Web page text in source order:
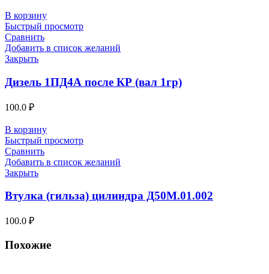
В корзину
Быстрый просмотр
Сравнить
Добавить в список желаний
Закрыть
Дизель 1ПД4А после КР (вал 1гр)
100.0 ₽
В корзину
Быстрый просмотр
Сравнить
Добавить в список желаний
Закрыть
Втулка (гильза) цилиндра Д50М.01.002
100.0 ₽
Похожие